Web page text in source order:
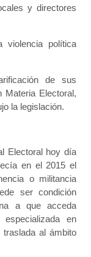
y directores
violencia política
de sus
Materia Electoral,
la legislación.
Electoral hoy día
en el 2015 el
o militancia
ser condición
a que acceda
en
al ámbito